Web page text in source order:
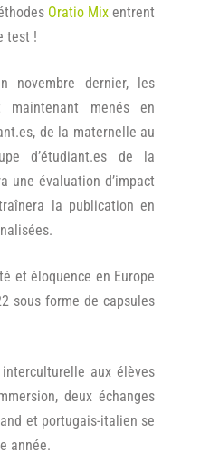
Oratio Mixentrent
test !
novembre dernier, les
menés en
de la maternelle au
d’étudiant.es de la
une évaluation d’impact
la publication en
et éloquence en Europe
sous forme de capsules
aux élèves
deux échanges
et portugais-italien se
année.